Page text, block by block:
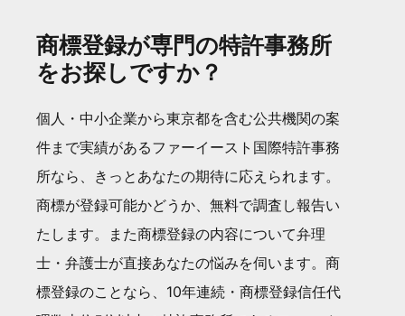
商標登録が専門の特許事務所
をお探しですか？
個人・中小企業から東京都を含む公共機関の案
件まで実績があるファーイースト国際特許事務
所なら、きっとあなたの期待に応えられます。
商標が登録可能かどうか、無料で調査し報告い
たします。また商標登録の内容について弁理
士・弁護士が直接あなたの悩みを伺います。商
標登録のことなら、10年連続・商標登録信任代